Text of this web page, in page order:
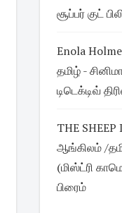
சூப்பர் குட்
Enola
தமிழ் -
டிடெக்டிவ்
THE
ஆங்கிலம் /
(மிஸ்ட்ரி
பிரைம்